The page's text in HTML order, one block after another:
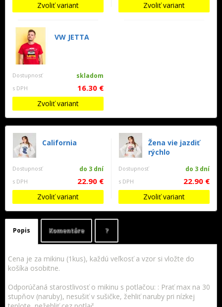
Zvoliť variant Zvoliť variant
VW JETTA
Dostupnosť skladom
s DPH 16.30 €
Zvoliť variant
California
Dostupnosť do 3 dní
s DPH 22.90 €
Zvoliť variant
Žena vie jazdiť
rýchlo
Dostupnosť do 3 dní
s DPH 22.90 €
Zvoliť variant
Popis Komentáre ?
Cena je za mikinu (1kus), každú veľkosť a vzor si vložte do
košíka osobitne.
Odporúčaná starostlivosť o mikinu s potlačou: : Prať max na 30
stupňov (naruby), nesušiť v sušičke, žehliť naruby pri nízkej